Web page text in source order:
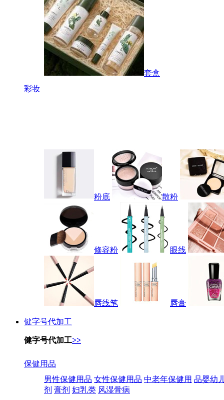
套盒
彩妆
粉底 散粉
修容粉 眼线
唇线笔 唇膏
健字号代加工
健字号代加工>>
保健用品
男性保健用品 女性保健用品 中老年保健用 品婴幼
剂 膏剂 妇乳类 风湿骨病